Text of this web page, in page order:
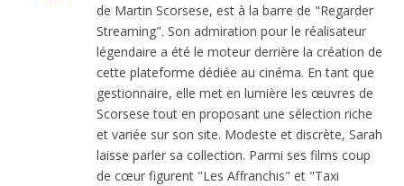
de Martin Scorsese, est à la barre de "Regarder
Streaming". Son admiration pour le réalisateur
légendaire a été le moteur derrière la création de
cette plateforme dédiée au cinéma. En tant que
gestionnaire, elle met en lumière les œuvres de
Scorsese tout en proposant une sélection riche
et variée sur son site. Modeste et discrète, Sarah
laisse parler sa collection. Parmi ses films coup
de cœur figurent "Les Affranchis" et "Taxi